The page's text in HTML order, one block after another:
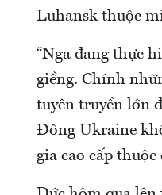
Luhansk thuộc
“Nga đang thực
giềng. Chính
tuyên truyền lớn
Đông Ukraine
gia cao cấp